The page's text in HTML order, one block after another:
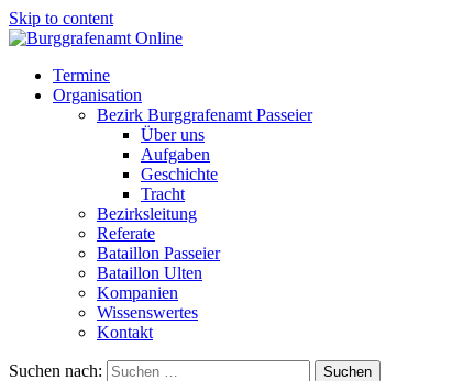
Skip to content
Termine
Organisation
Bezirk Burggrafenamt Passeier
Über uns
Aufgaben
Geschichte
Tracht
Bezirksleitung
Referate
Bataillon Passeier
Bataillon Ulten
Kompanien
Wissenswertes
Kontakt
Suchen nach: